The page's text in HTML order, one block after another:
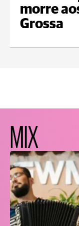
morre
Grossa
MIX